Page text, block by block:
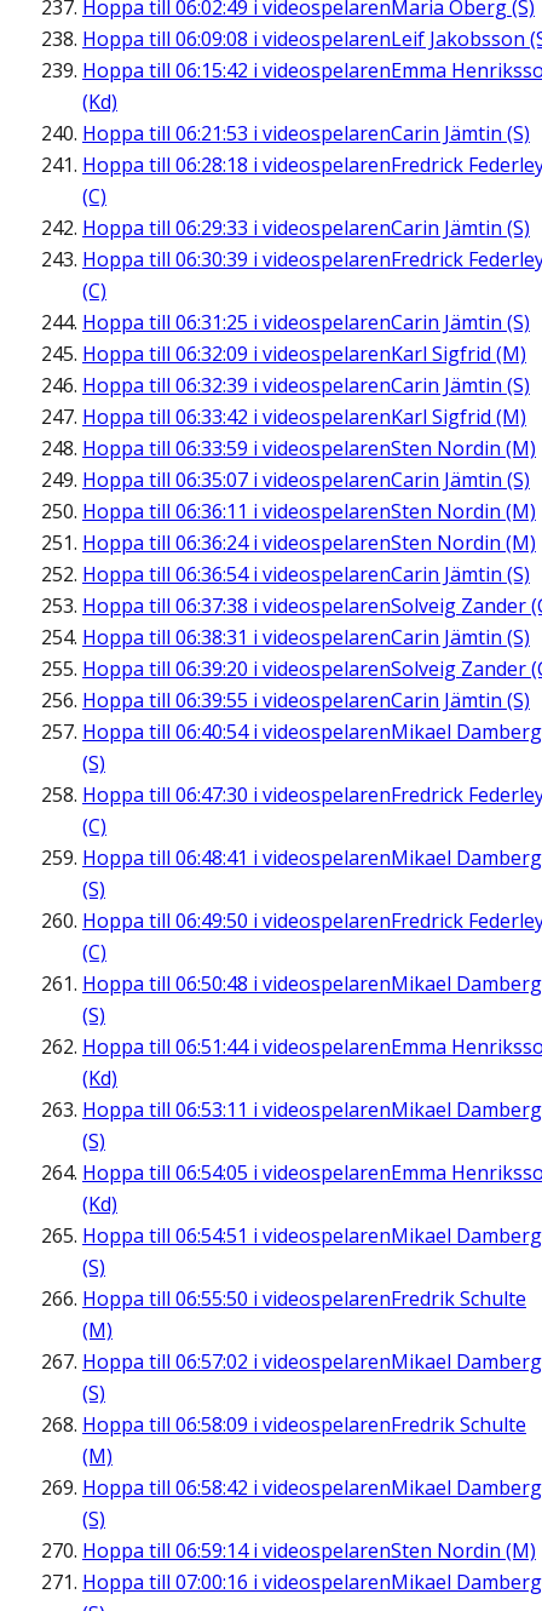
Hoppa till 06:02:49 i videospelarenMaria Öberg (S)
Hoppa till 06:09:08 i videospelarenLeif Jakobsson
Hoppa till 06:15:42 i videospelarenEmma
(Kd)
Hoppa till 06:21:53 i videospelarenCarin Jämtin (S)
Hoppa till 06:28:18 i videospelarenFredrick
(C)
Hoppa till 06:29:33 i videospelarenCarin Jämtin (S)
Hoppa till 06:30:39 i videospelarenFredrick
(C)
Hoppa till 06:31:25 i videospelarenCarin Jämtin (S)
Hoppa till 06:32:09 i videospelarenKarl Sigfrid (M)
Hoppa till 06:32:39 i videospelarenCarin Jämtin (S)
Hoppa till 06:33:42 i videospelarenKarl Sigfrid (M)
Hoppa till 06:33:59 i videospelarenSten Nordin (M)
Hoppa till 06:35:07 i videospelarenCarin Jämtin (S)
Hoppa till 06:36:11 i videospelarenSten Nordin (M)
Hoppa till 06:36:24i videospelarenSten Nordin (M)
Hoppa till 06:36:54i videospelarenCarin Jämtin (S)
Hoppa till 06:37:38 i videospelarenSolveig Zander
Hoppa till 06:38:31 i videospelarenCarin Jämtin (S)
Hoppa till 06:39:20 i videospelarenSolveig Zander
Hoppa till 06:39:55 i videospelarenCarin Jämtin (S)
Hoppa till 06:40:54i videospelarenMikael Damberg
(S)
Hoppa till 06:47:30 i videospelarenFredrick
(C)
Hoppa till 06:48:41 i videospelarenMikael Damberg
(S)
Hoppa till 06:49:50 i videospelarenFredrick
(C)
Hoppa till 06:50:48 i videospelarenMikael Damberg
(S)
Hoppa till 06:51:44i videospelarenEmma
(Kd)
Hoppa till 06:53:11 i videospelarenMikael Damberg
(S)
Hoppa till 06:54:05 i videospelarenEmma
(Kd)
Hoppa till 06:54:51 i videospelarenMikael Damberg
(S)
Hoppa till 06:55:50 i videospelarenFredrik Schulte
(M)
Hoppa till 06:57:02 i videospelarenMikael Damberg
(S)
Hoppa till 06:58:09 i videospelarenFredrik Schulte
(M)
Hoppa till 06:58:42 i videospelarenMikael Damberg
(S)
Hoppa till 06:59:14i videospelarenSten Nordin (M)
Hoppa till 07:00:16 i videospelarenMikael Damberg